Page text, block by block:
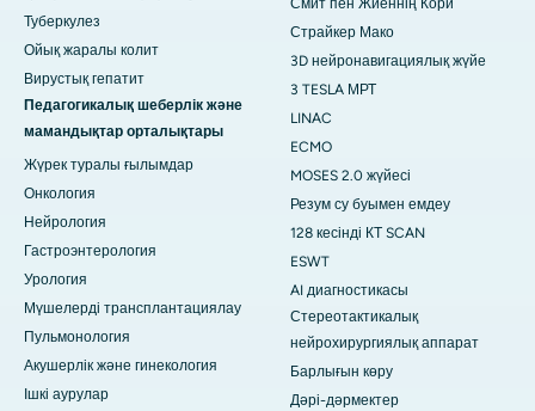
Туберкулез
Ойық жаралы колит
Вирустық гепатит
Педагогикалық шеберлік және
мамандықтар орталықтары
Жүрек туралы ғылымдар
Онкология
Нейрология
Гастроэнтерология
Урология
Мүшелерді трансплантациялау
Пульмонология
Акушерлік және гинекология
Ішкі аурулар
Смит пен Жиеннің Кори
Страйкер Мако
3D нейронавигациялық жүйе
3 TESLA МРТ
LINAC
ECMO
MOSES 2.0 жүйесі
Резум су буымен емдеу
128 кесінді КТ SCAN
ESWT
AI диагностикасы
Стереотактикалық
нейрохирургиялық аппарат
Барлығын көру
Дәрі-дәрмектер